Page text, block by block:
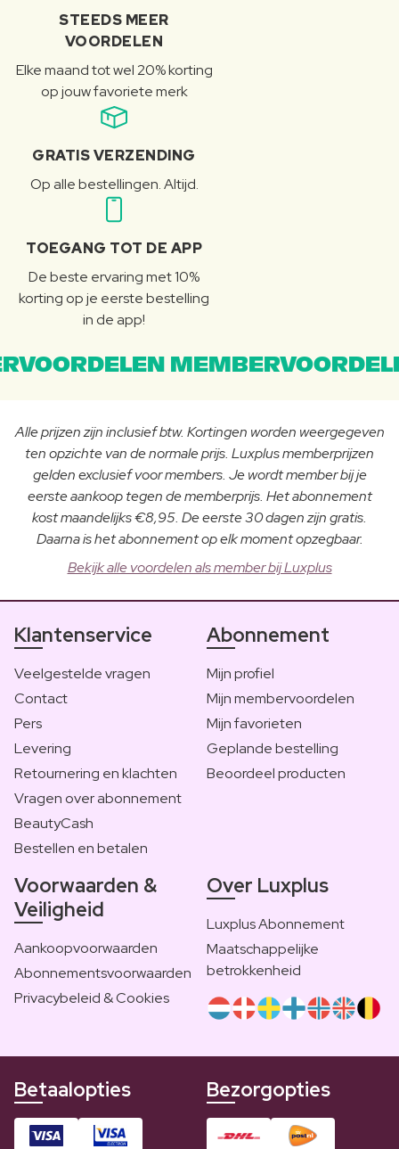
STEEDS MEER
VOORDELEN
Elke maand tot wel 20% korting
op jouw favoriete merk
GRATIS VERZENDING
Op alle bestellingen. Altijd.
TOEGANG TOT DE APP
De beste ervaring met 10%
korting op je eerste bestelling
in de app!
Alle prijzen zijn inclusief btw. Kortingen worden weergegeven
ten opzichte van de normale prijs. Luxplus memberprijzen
gelden exclusief voor members. Je wordt member bij je
eerste aankoop tegen de memberprijs. Het abonnement
kost maandelijks €8,95. De eerste 30 dagen zijn gratis.
Daarna is het abonnement op elk moment opzegbaar.
Bekijk alle voordelen als member bij Luxplus
Klantenservice
Veelgestelde vragen
Contact
Pers
Levering
Retournering en klachten
Vragen over abonnement
BeautyCash
Bestellen en betalen
Abonnement
Mijn profiel
Mijn membervoordelen
Mijn favorieten
Geplande bestelling
Beoordeel producten
Voorwaarden &
Veiligheid
Aankoopvoorwaarden
Abonnementsvoorwaarden
Privacybeleid & Cookies
Over Luxplus
Luxplus Abonnement
Maatschappelijke
betrokkenheid
Betaalopties Bezorgopties